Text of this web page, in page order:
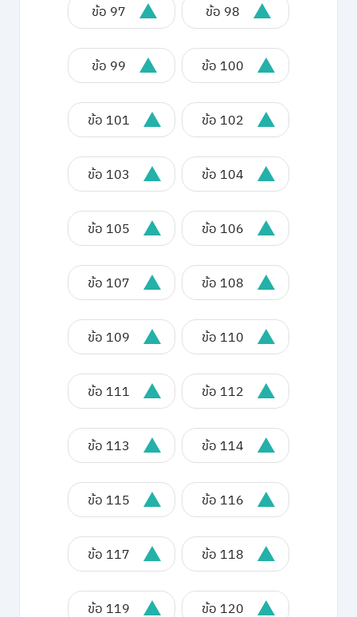
ข้อ 97 ข้อ 98
ข้อ 99 ข้อ 100
ข้อ 101 ข้อ 102
ข้อ 103 ข้อ 104
ข้อ 105 ข้อ 106
ข้อ 107 ข้อ 108
ข้อ 109 ข้อ 110
ข้อ 111 ข้อ 112
ข้อ 113 ข้อ 114
ข้อ 115 ข้อ 116
ข้อ 117 ข้อ 118
ข้อ 119 ข้อ 120